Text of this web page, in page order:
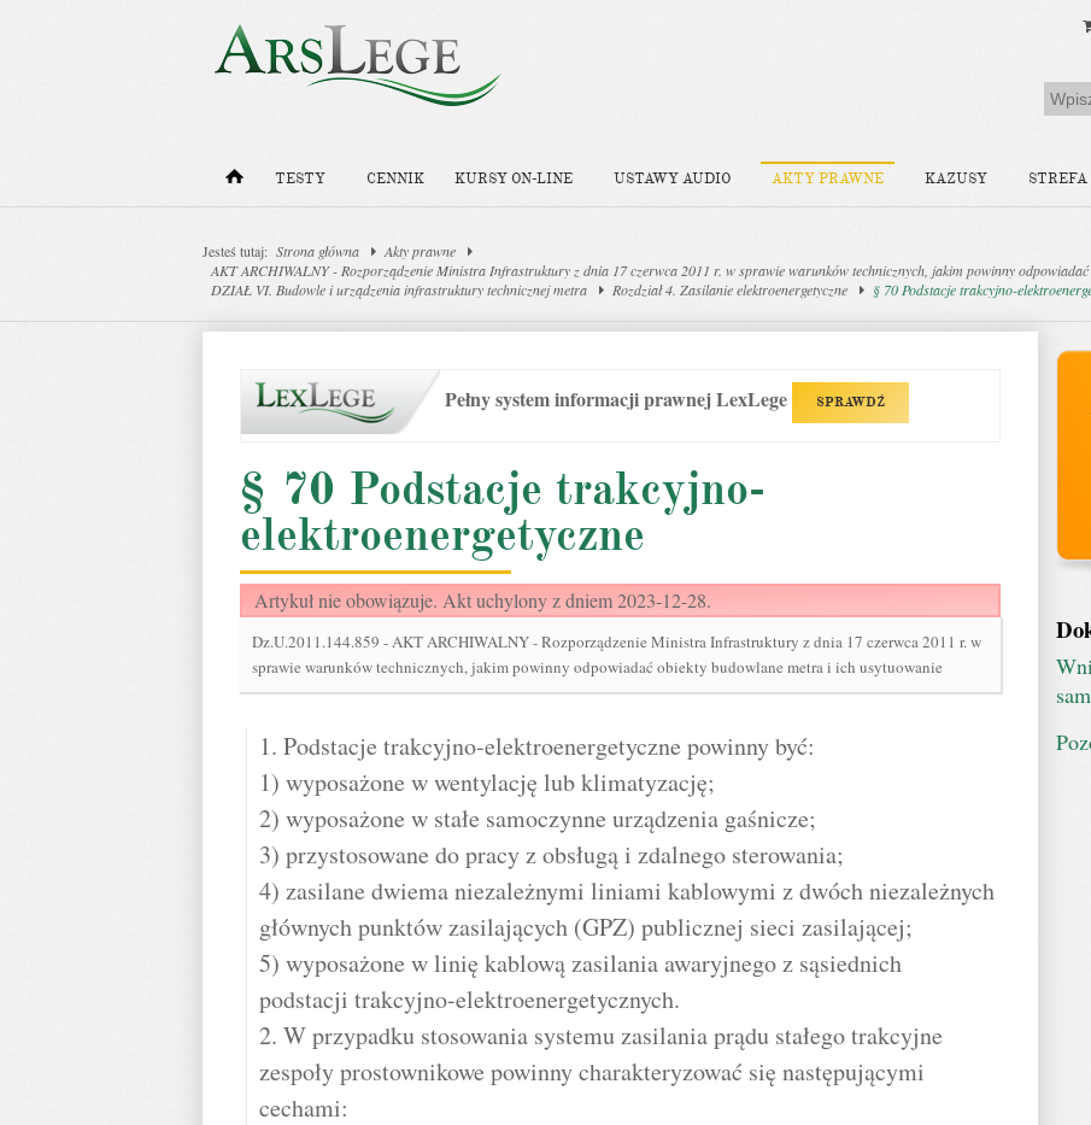
TESTY CENNIK KURSY ON-LINE USTAWY AUDIO AKTY PRAWNE KAZUSY
Jesteś tutaj: Strona główna
Akty prawne
AKT ARCHIWALNY - Rozporządzenie Ministra Infrastruktury z dnia 17 czerwca 2011 r. w sprawie warunków technicznych, jakim powinny odpowiadać
DZIAŁ VI. Budowle i urządzenia infrastruktury technicznej metra
Rozdział 4. Zasilanie elektroenergetyczne § 70 Podstacje trakcyjno-
Pełny system informacji prawnej LexLege SPRAWDŹ
§ 70 Podstacje trakcyjno-
elektroenergetyczne
Artykuł nie obowiązuje. Akt uchylony z dniem 2023-12-28.
Dz.U.2011.144.859 -AKT ARCHIWALNY - Rozporządzenie Ministra Infrastruktury z dnia 17 czerwca 2011 r. w
sprawie warunków technicznych, jakim powinny odpowiadać obiekty budowlane metra i ich usytuowanie
1. Podstacje trakcyjno-elektroenergetyczne powinny być:
1) wyposażone w wentylację lub klimatyzację;
2) wyposażone w stałe samoczynne urządzenia gaśnicze;
3) przystosowane do pracy z obsługą i zdalnego sterowania;
4) zasilane dwiema niezależnymi liniami kablowymi z dwóch niezależnych
głównych punktów zasilających (GPZ) publicznej sieci zasilającej;
5) wyposażone w linię kablową zasilania awaryjnego z sąsiednich
podstacji trakcyjno-elektroenergetycznych.
2. W przypadku stosowania systemu zasilania prądu stałego trakcyjne
zespoły prostownikowe powinny charakteryzować się następującymi
cechami: